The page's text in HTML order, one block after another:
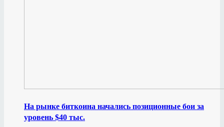
На рынке биткоина начались позиционные бои за
уровень $40 тыс.